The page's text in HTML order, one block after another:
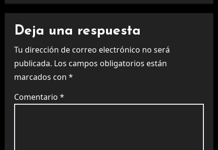
Deja una respuesta
Tu dirección de correo electrónico no será
publicada. Los campos obligatorios están
marcados con *
Comentario *